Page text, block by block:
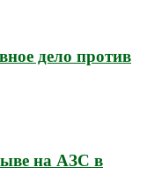
дело против
на АЗС в